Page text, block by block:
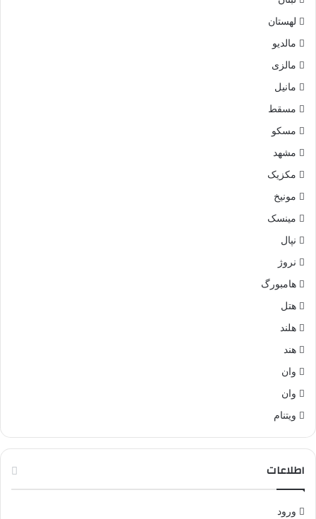
لهستان
مالدیو
مالزی
مانیل
مسقط
مسکو
مشهد
مکزیک
مونیخ
مینسک
نپال
نروژ
هامبورگ
هتل
هلند
هند
وان
وان
ویتنام
اطلاعات
ورود